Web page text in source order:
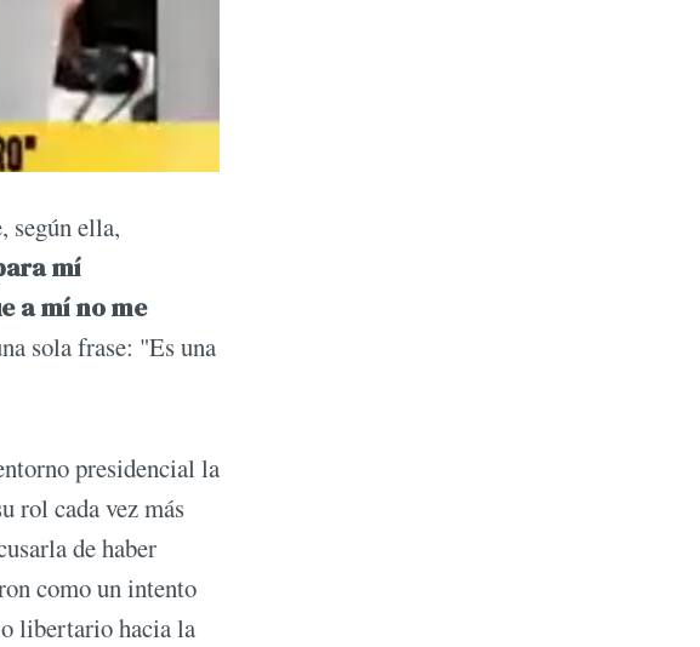
según ella,
mí
a mí no me
sola frase: "Es una
presidencial la
rol cada vez más
de haber
como un intento
libertario hacia la